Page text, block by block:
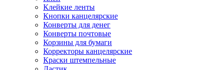
Клейкие ленты
Кнопки канцелярские
Конверты для денег
Конверты почтовые
Корзины для бумаги
Корректоры канцелярские
Краски штемпельные